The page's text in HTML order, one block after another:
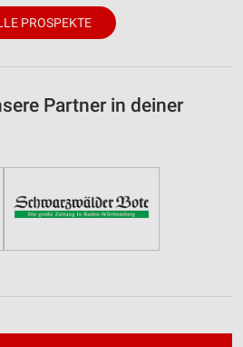
PROSPEKTE
Partner in deiner